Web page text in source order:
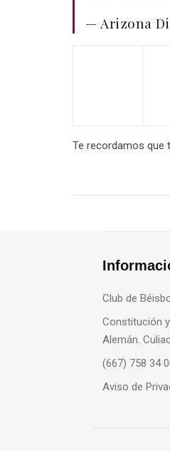
— Arizona
Te recordamos que
Club de
Constitución
Alemán.
(667) 758 34
Aviso de